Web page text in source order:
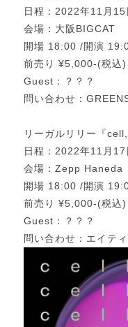
日程：2022年11月15
会場：大阪BIGCAT
開場 18:00 /開演
前売り ¥5,000-(税込)
Guest：？？？
問い合わせ：
リーガルリリー『
日程：2022年11月17
会場：Zepp Haneda
開場 18:00 /開演
前売り ¥5,000-(税込
Guest：？？？
問い合わせ：エイテ